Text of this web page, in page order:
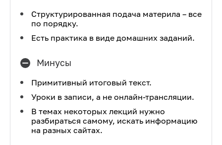
Структурированная подача материла – все
по порядку.
Есть практика в виде домашних заданий.
Минусы
Примитивный итоговый текст.
Уроки в записи, а не онлайн-трансляции.
В темах некоторых лекций нужно
разбираться самому, искать информацию
на разных сайтах.